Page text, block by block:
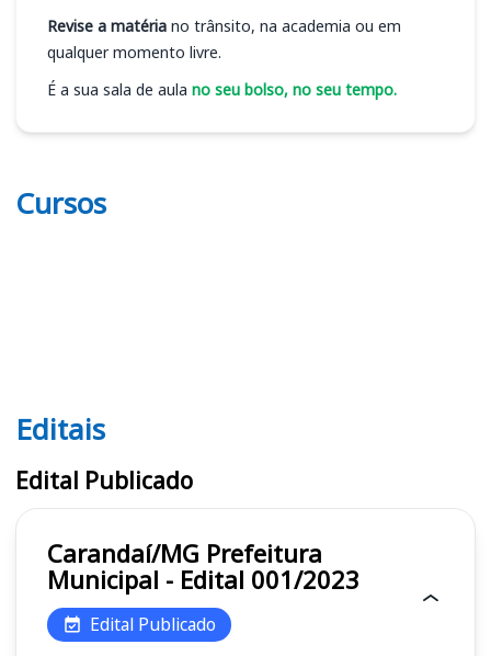
Revise a matéria no trânsito, na academia ou em
qualquer momento livre.
É a sua sala de aula no seu bolso, no seu tempo.
Cursos
Editais
Editais
Edital Publicado
Carandaí/MG Prefeitura
Municipal - Edital 001/2023
Edital Publicado